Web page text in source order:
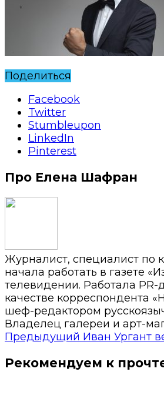
Поделиться
Facebook
Twitter
Stumbleupon
LinkedIn
Pinterest
Про Елена Шафран
Журналист, специалист по
начала работать в газете
телевидении. Работала
качестве корреспондента
шеф-редактором
Владелец галереи и арт-
Предыдущий Иван Ургант
Рекомендуем к